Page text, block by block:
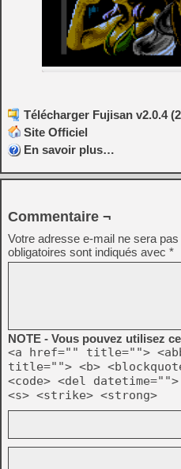
Télécharger Fujisan v2.0.4
Site Officiel
En savoir plus…
Commentaire ¬
Votre adresse e-mail ne sera pas
obligatoires sont indiqués avec *
NOTE - Vous pouvez utilisez
<a href="" title="">
title=""> <b>
<code> <del
<s> <strike> <strong>